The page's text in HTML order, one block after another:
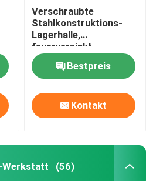
Verschraubte
Stahlkonstruktions-
Lagerhalle,
feuerverzinkt
Bestpreis
Kontakt
Werkstatt (56)